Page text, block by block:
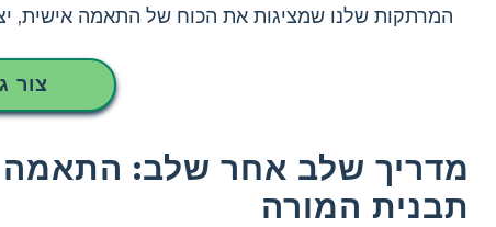
המרתקות שלנו שמציגות את הכוח של התאמה אישית,
צור
מדריך שלב אחר שלב:
תבנית המורה